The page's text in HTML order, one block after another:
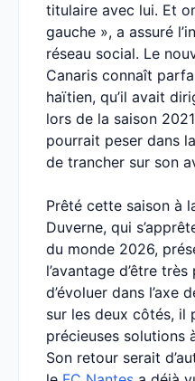
titulaire avec lui. Et
gauche », a assuré
réseau social. Le
Canaris connaît
haïtien, qu’il avait
lors de la saison
pourrait peser dans
de trancher sur son
Prêté cette saison à
Duverne, qui
du monde 2026,
l’avantage d’être
d’évoluer dans l’axe
sur les deux côtés,
précieuses solutions
Son retour serait